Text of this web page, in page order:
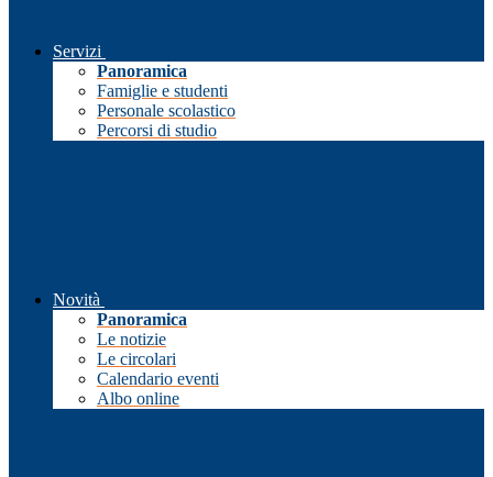
Servizi
Panoramica
Famiglie e studenti
Personale scolastico
Percorsi di studio
Novità
Panoramica
Le notizie
Le circolari
Calendario eventi
Albo online